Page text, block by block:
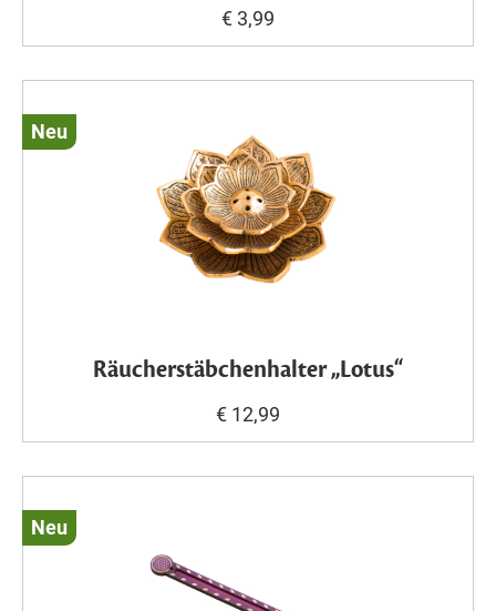
€ 3,99
Neu
Räucherstäbchenhalter „Lotus“
€ 12,99
Neu